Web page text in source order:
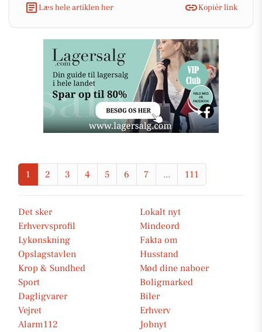
Læs hele artiklen her
Kopiér link
1 2 3 4 5 6 7 ... 111
Det sker
Lokalt nyt
Erhvervsprofil
Mindeord
Lykønskning
Fakta om
Opslagstavlen
Husstand
Krop & Sundhed
Mød dine naboer
Sport
Boligmarked
Dagligvarer
Biler
Vejret
Erhverv
Alarm112
Jobnyt